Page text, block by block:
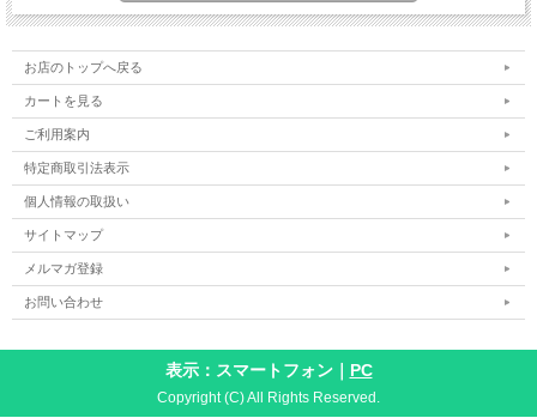
お店のトップへ戻る
カートを見る
ご利用案内
特定商取引法表示
個人情報の取扱い
サイトマップ
メルマガ登録
お問い合わせ
表示：スマートフォン｜ PC
Copyright (C) All Rights Reserved.